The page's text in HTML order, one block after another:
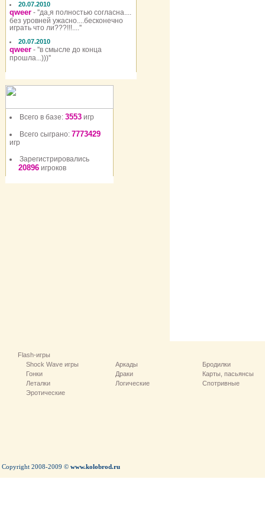
20.07.2010
qweer - ''да,я полностью согласна....
без уровней ужасно....бесконечно
играть что ли???!!!....''
20.07.2010
qweer - ''в смысле до конца
прошла...)))''
Всего в базе: 3553 игр
Всего сыграно: 7773429
игр
Зарегистрировались
20896 игроков
Flash-игры
Shock Wave игры
Аркады
Бродилки
Гонки
Драки
Карты, пасьянсы
Леталки
Логические
Спотривные
Эротические
Copyright 2008-2009 © www.kolobrod.ru